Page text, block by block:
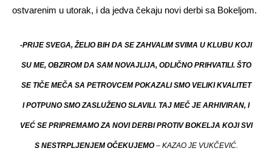
ostvarenim u utorak, i da jedva čekaju novi derbi sa Bokeljom.
-PRIJE SVEGA, ŽELIO BIH DA SE ZAHVALIM SVIMA U KLUBU KOJI
SU ME, OBZIROM DA SAM NOVAJLIJA, ODLIČNO PRIHVATILI. ŠTO
SE TIČE MEČA SA PETROVCEM POKAZALI SMO VELIKI KVALITET
I POTPUNO SMO ZASLUŽENO SLAVILI. TAJ MEČ JE ARHIVIRAN, I
VEĆ SE PRIPREMAMO ZA NOVI DERBI PROTIV BOKELJA KOJI SVI
S NESTRPLJENJEM OČEKUJEMO– KAZAO JE VUKČEVIĆ.